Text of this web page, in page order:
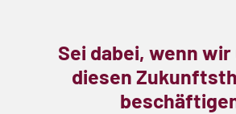
Sei dabei, wenn
diesen